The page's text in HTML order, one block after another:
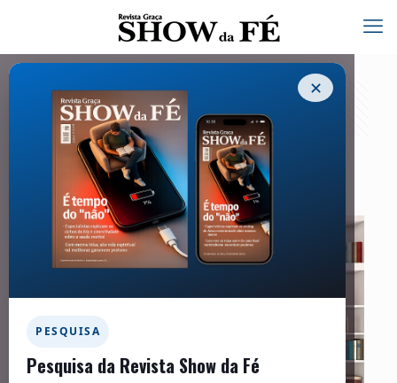
✕
PESQUISA
Pesquisa da Revista Show da Fé
Na prateleira – 263
01/06/2021